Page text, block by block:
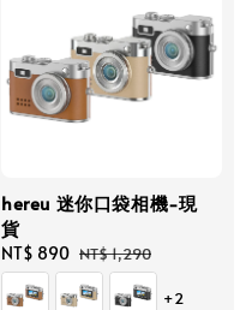
hereu 迷你口袋相機-現
貨
Sale
price
NT$ 890 Regular
price
NT$ 1,290
+2